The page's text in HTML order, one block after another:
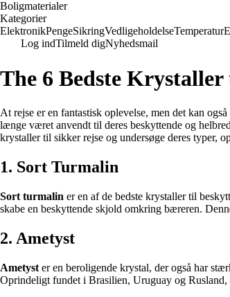
Boligmaterialer
Kategorier
ElektronikPengeSikringVedligeholdelseTemperatur
Log indTilmeld digNyhedsmail
The 6 Bedste
At rejse er en fantastisk oplevelse, men det kan
længe været anvendt til deres beskyttende og
krystaller til sikker rejse og undersøge deres typer,
1. Sort Turmalin
Sort turmalin er en af de bedste krystaller til
skabe en beskyttende skjold omkring bæreren.
2. Ametyst
Ametyst er en beroligende krystal, der også har
Oprindeligt fundet i Brasilien, Uruguay og Rusland,